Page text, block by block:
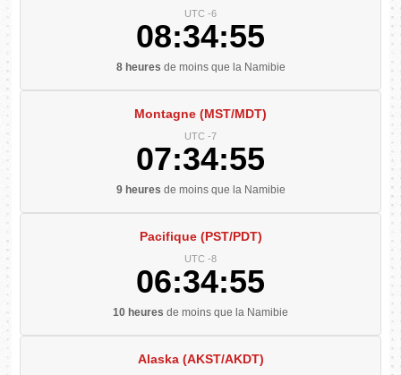
UTC -6
08:34:56
8 heures de moins que la Namibie
Montagne (MST/MDT)
UTC -7
07:34:56
9 heures de moins que la Namibie
Pacifique (PST/PDT)
UTC -8
06:34:56
10 heures de moins que la Namibie
Alaska (AKST/AKDT)